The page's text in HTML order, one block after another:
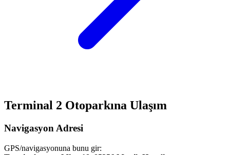
Terminal 2 Otoparkına Ulaşım
Navigasyon Adresi
GPS/navigasyonuna bunu gir: